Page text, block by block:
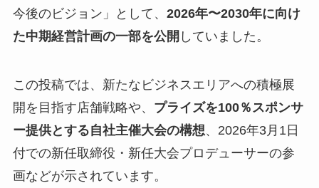
今後のビジョン」として、 2026年〜2030年に向け
た中期経営計画の一部を公開 していました。
この投稿では、新たなビジネスエリアへの積極展
開を目指す店舗戦略や、 プライズを100％スポンサ
ー提供とする自社主催大会の構想、2026年3月1日
付での新任取締役・新任大会プロデューサーの参
画などが示されています。